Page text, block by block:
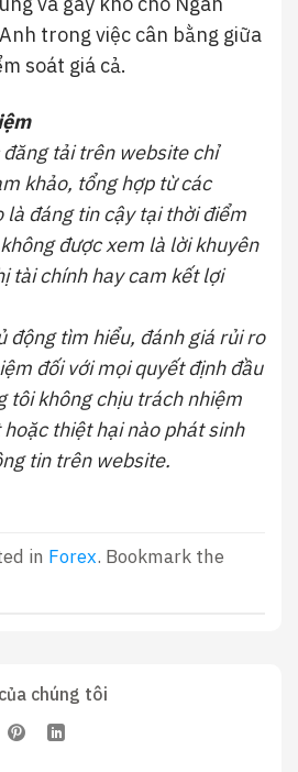
trong việc cân bằng giữa
soát giá cả.
tải trên website chỉ
khảo, tổng hợp từ các
là đáng tin cậy tại thời điểm
được xem là lời khuyên
tài chính hay cam kết lợi
động tìm hiểu, đánh giá rủi ro
đối với mọi quyết định đầu
tôi không chịu trách nhiệm
thiệt hại nào phát sinh
tin trên website.
in Forex. Bookmark the
chúng tôi